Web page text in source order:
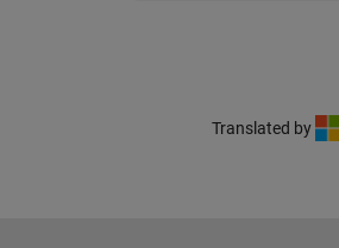
Translated by